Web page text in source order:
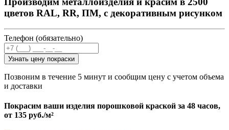
цветов RAL, RR, ПМ, с декоративным рисунком
Телефон (обязательно)
Узнать цену покраски
Позвоним в течение 5 минут и сообщим цену с учетом объема
и доставки
Покрасим ваши изделия порошковой краской за 48 часов,
от 135 руб./м²